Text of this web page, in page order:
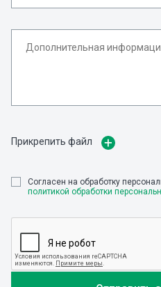
Прикрепить файл
Cогласен на обработку
политикой обработки